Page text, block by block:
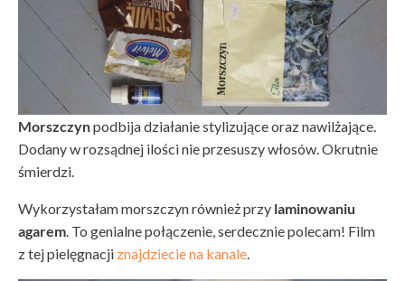
Morszczynpodbija działanie stylizujące oraz nawilżające.
Dodany w rozsądnej ilości nie przesuszy włosów. Okrutnie
śmierdzi.
Wykorzystałam morszczyn również przy laminowaniu
agarem. To genialne połączenie, serdecznie polecam! Film
z tej pielęgnacji znajdziecie na kanale.